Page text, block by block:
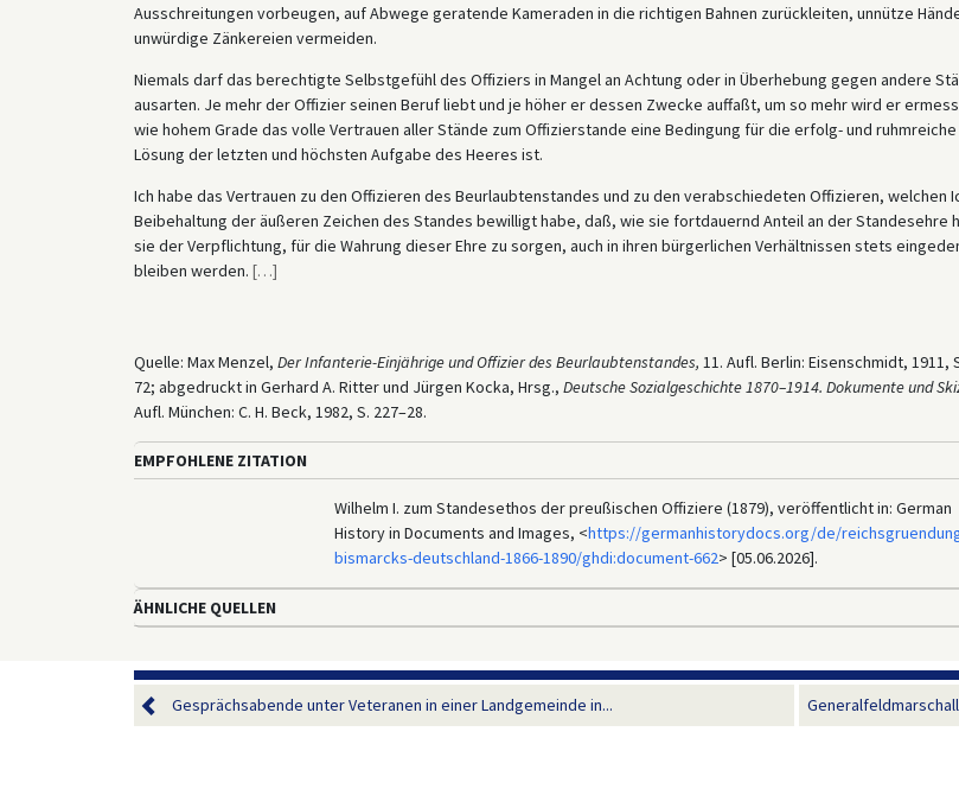
Ausschreitungen vorbeugen, auf Abwege geratende Kameraden in die richtigen Bahnen zurückleiten, unnütze
unwürdige Zänkereien vermeiden.
Niemals darf das berechtigte Selbstgefühl des Offiziers in Mangel an Achtung oder in Überhebung gegen andere
ausarten. Je mehr der Offizier seinen Beruf liebt und je höher er dessen Zwecke auffaßt, um so mehr wird er
wie hohem Grade das volle Vertrauen aller Stände zum Offizierstande eine Bedingung für die erfolg- und ruhmreiche
Lösung der letzten und höchsten Aufgabe des Heeres ist.
Ich habe das Vertrauen zu den Offizieren des Beurlaubtenstandes und zu den verabschiedeten Offizieren, welchen
Beibehaltung der äußeren Zeichen des Standes bewilligt habe, daß, wie sie fortdauernd Anteil an der Standesehre
sie der Verpflichtung, für die Wahrung dieser Ehre zu sorgen, auch in ihren bürgerlichen Verhältnissen stets
bleiben werden. […]
Quelle: Max Menzel, Der Infanterie-Einjährige und Offizier des Beurlaubtenstandes, 11. Aufl. Berlin: Eisenschmidt, 1911,
72; abgedruckt in Gerhard A. Ritter und Jürgen Kocka, Hrsg., Deutsche Sozialgeschichte 1870–1914. Dokumente und
Aufl. München: C. H. Beck, 1982, S. 227–28.
EMPFOHLENE ZITATION
Wilhelm I. zum Standesethos der preußischen Offiziere (1879), veröffentlicht in: German
History in Documents and Images, <https://germanhistorydocs.org/de/
bismarcks-deutschland-1866-1890/ghdi:document-662> [05.06.2026].
ÄHNLICHE QUELLEN
Gesprächsabende unter Veteranen in einer Landgemeinde in...